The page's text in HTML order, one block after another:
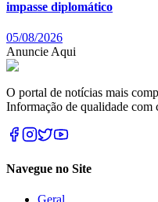
impasse diplomático
05/08/2026
Anuncie Aqui
O portal de notícias mais
Informação de qualidade
Navegue no Site